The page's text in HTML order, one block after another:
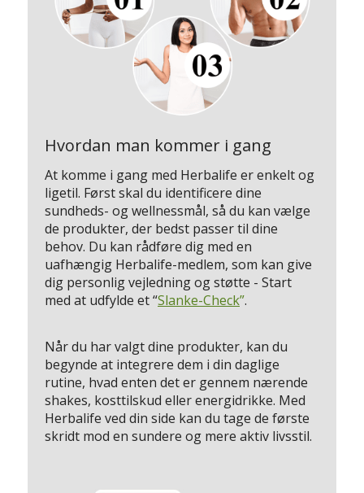
Hvordan man kommer i gang
At komme i gang med Herbalife er enkelt og
ligetil. Først skal du identificere dine
sundheds- og wellnessmål, så du kan vælge
de produkter, der bedst passer til dine
behov. Du kan rådføre dig med en
uafhængig Herbalife-medlem, som kan give
dig personlig vejledning og støtte - Start
med at udfylde et “Slanke-Check”.
Når du har valgt dine produkter, kan du
begynde at integrere dem i din daglige
rutine, hvad enten det er gennem nærende
shakes, kosttilskud eller energidrikke. Med
Herbalife ved din side kan du tage de første
skridt mod en sundere og mere aktiv livsstil.